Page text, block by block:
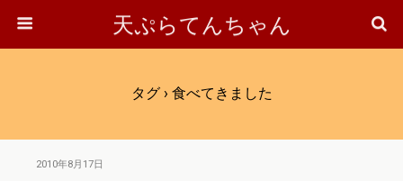
天ぷらてんちゃん
タグ › 食べてきました
2010年8月17日